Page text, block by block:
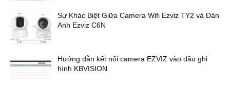
Sự Khác Biệt Giữa Camera Wifi Ezviz TY2 và Đàn
Anh Ezviz C6N
Hướng dẫn kết nối camera EZVIZ vào đầu ghi
hình KBVISION